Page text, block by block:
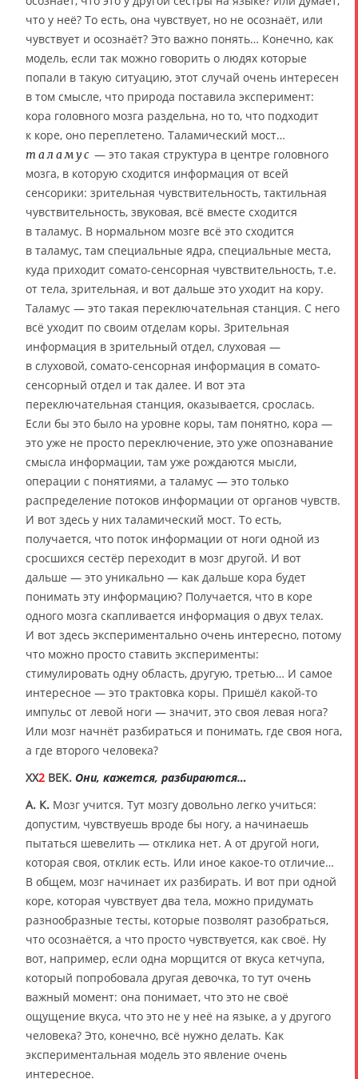
что у неё? То есть, она чувствует, но не осознаёт, или
чувствует и осознаёт? Это важно понять… Конечно, как
модель, если так можно говорить о людях которые
попали в такую ситуацию, этот случай очень интересен
в том смысле, что природа поставила эксперимент:
кора головного мозга раздельна, но то, что подходит
к коре, оно переплетено. Таламический мост…
таламус — это такая структура в центре головного
мозга, в которую сходится информация от всей
сенсорики: зрительная чувствительность, тактильная
чувствительность, звуковая, всё вместе сходится
в таламус. В нормальном мозге всё это сходится
в таламус, там специальные ядра, специальные места,
куда приходит сомато-сенсорная чувствительность, т.е.
от тела, зрительная, и вот дальше это уходит на кору.
Таламус — это такая переключательная станция. С него
всё уходит по своим отделам коры. Зрительная
информация в зрительный отдел, слуховая —
в слуховой, сомато-сенсорная информация в сомато-
сенсорный отдел и так далее. И вот эта
переключательная станция, оказывается, срослась.
Если бы это было на уровне коры, там понятно, кора —
это уже не просто переключение, это уже опознавание
смысла информации, там уже рождаются мысли,
операции с понятиями, а таламус — это только
распределение потоков информации от органов чувств.
И вот здесь у них таламический мост. То есть,
получается, что поток информации от ноги одной из
сросшихся сестёр переходит в мозг другой. И вот
дальше — это уникально — как дальше кора будет
понимать эту информацию? Получается, что в коре
одного мозга скапливается информация о двух телах.
И вот здесь экспериментально очень интересно, потому
что можно просто ставить эксперименты:
стимулировать одну область, другую, третью… И самое
интересное — это трактовка коры. Пришёл какой-то
импульс от левой ноги — значит, это своя левая нога?
Или мозг начнёт разбираться и понимать, где своя нога,
а где второго человека?
XX2 ВЕК. Они, кажется, разбираются…
А. К. Мозг учится. Тут мозгу довольно легко учиться:
допустим, чувствуешь вроде бы ногу, а начинаешь
пытаться шевелить — отклика нет. А от другой ноги,
которая своя, отклик есть. Или иное какое-то отличие…
В общем, мозг начинает их разбирать. И вот при одной
коре, которая чувствует два тела, можно придумать
разнообразные тесты, которые позволят разобраться,
что осознаётся, а что просто чувствуется, как своё. Ну
вот, например, если одна морщится от вкуса кетчупа,
который попробовала другая девочка, то тут очень
важный момент: она понимает, что это не своё
ощущение вкуса, что это не у неё на языке, а у другого
человека? Это, конечно, всё нужно делать. Как
экспериментальная модель это явление очень
интересное.